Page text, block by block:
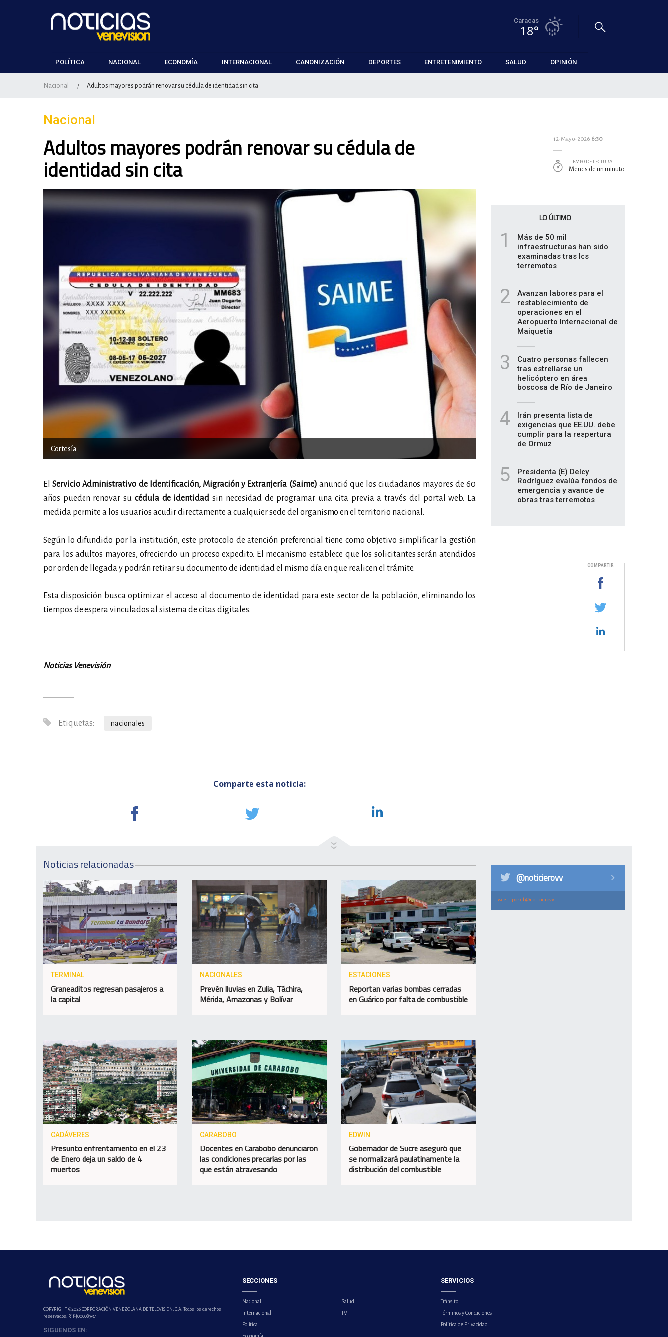
Caracas
18°
POLÍTICA NACIONAL ECONOMÍA INTERNACIONAL CANONIZACIÓN DEPORTES ENTRETENIMIENTO SALUD OPINIÓN
Nacional / Adultos mayores podrán renovar su cédula de identidad sin cita
Nacional
Adultos mayores podrán renovar su cédula de
identidad sin cita
Cortesía
El Servicio Administrativo de Identificación, Migración y Extranjería (Saime) anunció que los ciudadanos mayores de 60
años pueden renovar su cédula de identidad sin necesidad de programar una cita previa a través del portal web. La
medida permite a los usuarios acudir directamente a cualquier sede del organismo en el territorio nacional.
Según lo difundido por la institución, este protocolo de atención preferencial tiene como objetivo simplificar la gestión
para los adultos mayores, ofreciendo un proceso expedito. El mecanismo establece que los solicitantes serán atendidos
por orden de llegada y podrán retirar su documento de identidad el mismo día en que realicen el trámite.
Esta disposición busca optimizar el acceso al documento de identidad para este sector de la población, eliminando los
tiempos de espera vinculados al sistema de citas digitales.
Noticias Venevisión
Etiquetas: nacionales
Comparte esta noticia:
12-Mayo-2026 6:30
TIEMPO DE LECTURA
Menos de un minuto
LO ÚLTIMO
1
Más de 50 mil
infraestructuras han sido
examinadas tras los
terremotos
2
Avanzan labores para el
restablecimiento de
operaciones en el
Aeropuerto Internacional de
Maiquetía
3
Cuatro personas fallecen
tras estrellarse un
helicóptero en área
boscosa de Río de Janeiro
4
Irán presenta lista de
exigencias que EE.UU. debe
cumplir para la reapertura
de Ormuz
5
Presidenta (E) Delcy
Rodríguez evalúa fondos de
emergencia y avance de
obras tras terremotos
COMPARTIR
Noticias relacionadas
TERMINAL
Graneaditos regresan pasajeros a
la capital
NACIONALES
Prevén lluvias en Zulia, Táchira,
Mérida, Amazonas y Bolívar
ESTACIONES
Reportan varias bombas cerradas
en Guárico por falta de combustible
CADÁVERES
Presunto enfrentamiento en el 23
de Enero deja un saldo de 4
muertos
CARABOBO
Docentes en Carabobo denunciaron
las condiciones precarias por las
que están atravesando
EDWIN
Gobernador de Sucre aseguró que
se normalizará paulatinamente la
distribución del combustible
@noticierovv
Tweets por el @noticierovv.
COPYRIGHT ©2026 CORPORACIÓN VENEZOLANA DE TELEVISION, C.A. Todos los derechos
reservados. Rif-j000089337
SIGUENOS EN:
SECCIONES
Nacional
Internacional
Política
Economía
Salud
TV
SERVICIOS
Tránsito
Términos y Condiciones
Política de Privacidad